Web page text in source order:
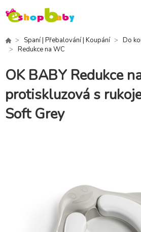
Spaní | Přebalování | Koupání
Do
Redukce na WC
OK BABY Redukce
protiskluzová s
Soft Grey